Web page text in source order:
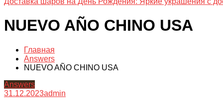
NUEVO AÑO CHINO USA
Главная
Answers
NUEVO AÑO CHINO USA
Answers
31.12.2023admin